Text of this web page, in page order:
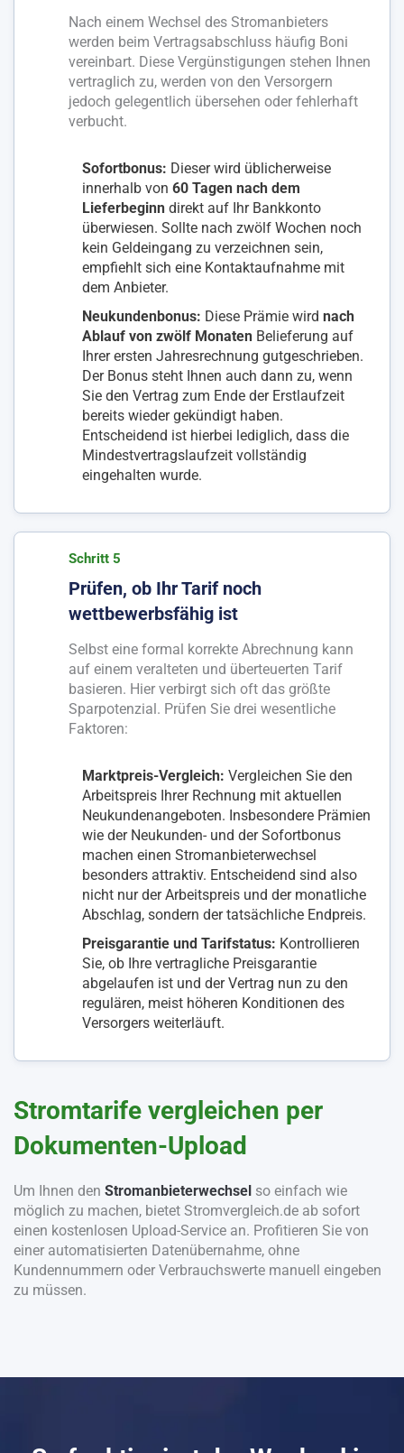
Nach einem Wechsel des Stromanbieters
werden beim Vertragsabschluss häufig Boni
vereinbart. Diese Vergünstigungen stehen Ihnen
vertraglich zu, werden von den Versorgern
jedoch gelegentlich übersehen oder fehlerhaft
verbucht.
Sofortbonus: Dieser wird üblicherweise
innerhalb von 60 Tagen nach dem
Lieferbeginn direkt auf Ihr Bankkonto
überwiesen. Sollte nach zwölf Wochen noch
kein Geldeingang zu verzeichnen sein,
empfiehlt sich eine Kontaktaufnahme mit
dem Anbieter.
Neukundenbonus: Diese Prämie wird nach
Ablauf von zwölf Monaten Belieferung auf
Ihrer ersten Jahresrechnung gutgeschrieben.
Der Bonus steht Ihnen auch dann zu, wenn
Sie den Vertrag zum Ende der Erstlaufzeit
bereits wieder gekündigt haben.
Entscheidend ist hierbei lediglich, dass die
Mindestvertragslaufzeit vollständig
eingehalten wurde.
Schritt 5
Prüfen, ob Ihr Tarif noch
wettbewerbsfähig ist
Selbst eine formal korrekte Abrechnung kann
auf einem veralteten und überteuerten Tarif
basieren. Hier verbirgt sich oft das größte
Sparpotenzial. Prüfen Sie drei wesentliche
Faktoren:
Marktpreis-Vergleich: Vergleichen Sie den
Arbeitspreis Ihrer Rechnung mit aktuellen
Neukundenangeboten. Insbesondere Prämien
wie der Neukunden- und der Sofortbonus
machen einen Stromanbieterwechsel
besonders attraktiv. Entscheidend sind also
nicht nur der Arbeitspreis und der monatliche
Abschlag, sondern der tatsächliche Endpreis.
Preisgarantie und Tarifstatus: Kontrollieren
Sie, ob Ihre vertragliche Preisgarantie
abgelaufen ist und der Vertrag nun zu den
regulären, meist höheren Konditionen des
Versorgers weiterläuft.
Stromtarife vergleichen per
Dokumenten-Upload
Um Ihnen den Stromanbieterwechsel so einfach wie
möglich zu machen, bietet Stromvergleich.de ab sofort
einen kostenlosen Upload-Service an. Profitieren Sie von
einer automatisierten Datenübernahme, ohne
Kundennummern oder Verbrauchswerte manuell eingeben
zu müssen.